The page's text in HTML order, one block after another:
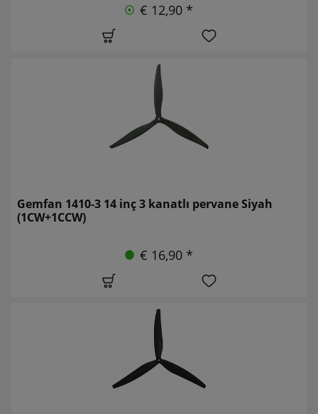
€ 12,90 *
Gemfan 1410-3 14 inç 3 kanatlı pervane Siyah
(1CW+1CCW)
€ 16,90 *